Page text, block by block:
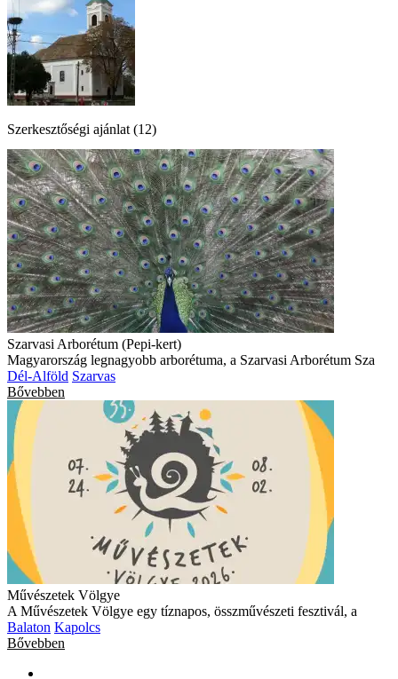
Szerkesztőségi ajánlat (12)
Szarvasi Arborétum (Pepi-kert)
Magyarország legnagyobb arborétuma, a Szarvasi Arborétum Sza
Dél-Alföld Szarvas
Bővebben
Művészetek Völgye
A Művészetek Völgye egy tíznapos, összművészeti fesztivál, a
Balaton Kapolcs
Bővebben